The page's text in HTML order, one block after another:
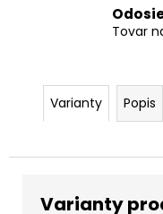
Tovar
Varianty Popis